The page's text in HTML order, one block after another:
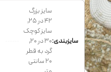
سایزبندی:
سایز بزرگ
۴۲ در ۲۵,
سایز کوچک
۳۰ در ۲۰,
گرد به قطر
۲۰ سانتی